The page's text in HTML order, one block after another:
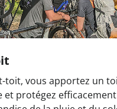
toit, vous apportez un
protégez